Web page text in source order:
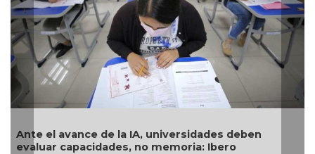
deben
Ibero
Examen de ingreso a la UNAM,
género